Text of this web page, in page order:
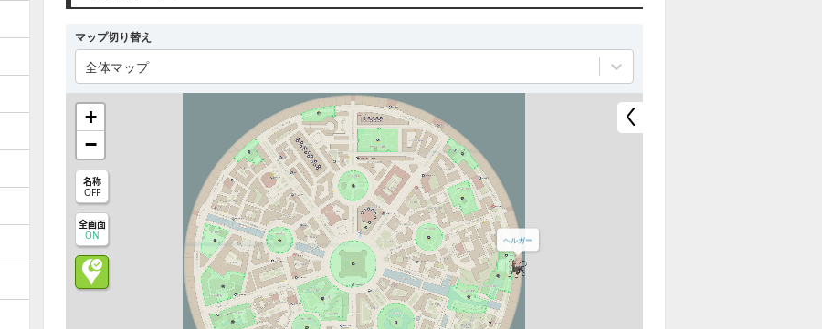
マップ切り替え
全体マップ
ヘルガー
+
−
名称
OFF
全画面
ON